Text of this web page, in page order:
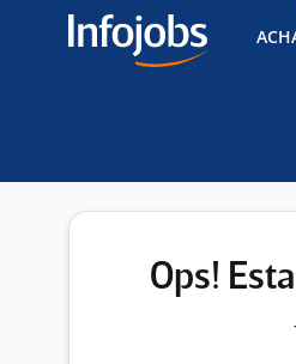
Ops!